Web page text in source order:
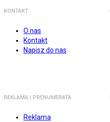
KONTAKT
O nas
Kontakt
Napisz do nas
REKLAMA I PRENUMERATA
Reklama